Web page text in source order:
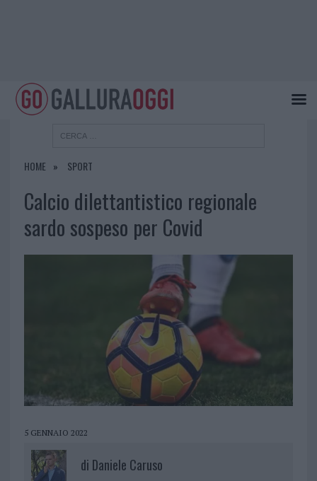
HOME SPORT
Calcio dilettantistico regionale
sardo sospeso per Covid
5 GENNAIO 2022
di Daniele Caruso